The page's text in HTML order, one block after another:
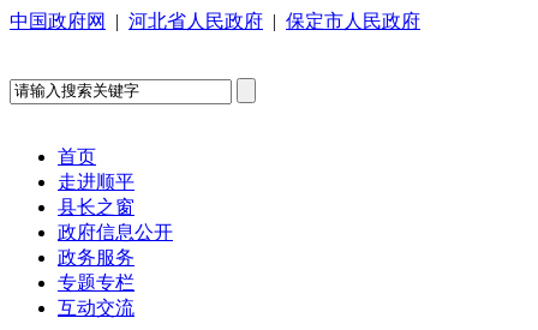
中国政府网 | 河北省人民政府 | 保定市人民政府
首页
走进顺平
县长之窗
政府信息公开
政务服务
专题专栏
互动交流